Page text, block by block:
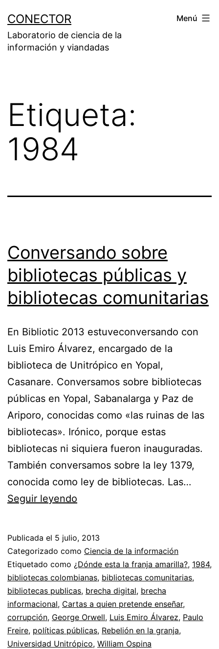
contenido
CONECTOR
Laboratorio de ciencia de la
información y viandadas
Menú
Etiqueta:
1984
Conversando sobre
bibliotecas públicas y
bibliotecas comunitarias
En Bibliotic 2013 estuveconversando con
Luis Emiro Álvarez, encargado de la
biblioteca de Unitrópico en Yopal,
Casanare. Conversamos sobre bibliotecas
públicas en Yopal, Sabanalarga y Paz de
Ariporo, conocidas como «las ruinas de las
bibliotecas». Irónico, porque estas
bibliotecas ni siquiera fueron inauguradas.
También conversamos sobre la ley 1379,
conocida como ley de bibliotecas. Las…
Seguir leyendo
públicas
y
bibliotecas
comunitarias
Publicada el 5 julio, 2013
Categorizado como Ciencia de la información
Etiquetado como ¿Dónde esta la franja amarilla?, 1984,
bibliotecas colombianas, bibliotecas comunitarias,
bibliotecas publicas, brecha digital, brecha
informacional, Cartas a quien pretende enseñar,
corrupción, George Orwell, Luis Emiro Álvarez, Paulo
Freire, políticas públicas, Rebelión en la granja,
Universidad Unitrópico, William Ospina